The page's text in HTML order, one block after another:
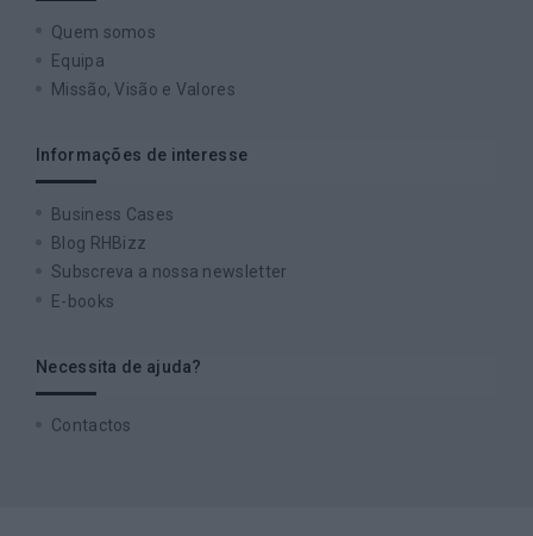
Quem somos
Equipa
Missão, Visão e Valores
Informações de interesse
Business Cases
Blog RHBizz
Subscreva a nossa newsletter
E-books
Necessita de ajuda?
Contactos